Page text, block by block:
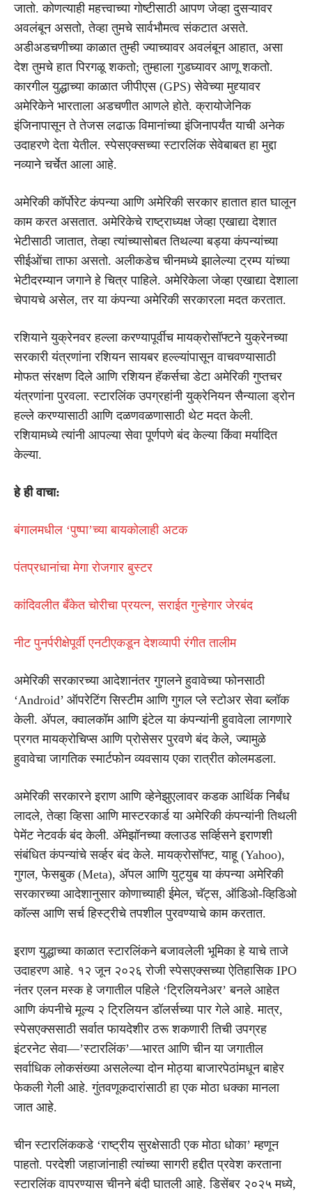
जातो. कोणत्याही महत्त्वाच्या गोष्टीसाठी आपण जेव्हा दुसऱ्यावर
अवलंबून असतो, तेव्हा तुमचे सार्वभौमत्व संकटात असते.
अडीअडचणीच्या काळात तुम्ही ज्याच्यावर अवलंबून आहात, असा
देश तुमचे हात पिरगळू शकतो; तुम्हाला गुडघ्यावर आणू शकतो.
कारगील युद्धाच्या काळात जीपीएस (GPS) सेवेच्या मुद्द्यावर
अमेरिकेने भारताला अडचणीत आणले होते. क्रायोजेनिक
इंजिनापासून ते तेजस लढाऊ विमानांच्या इंजिनापर्यंत याची अनेक
उदाहरणे देता येतील. स्पेसएक्सच्या स्टारलिंक सेवेबाबत हा मुद्दा
नव्याने चर्चेत आला आहे.
अमेरिकी कॉर्पोरेट कंपन्या आणि अमेरिकी सरकार हातात हात घालून
काम करत असतात. अमेरिकेचे राष्ट्राध्यक्ष जेव्हा एखाद्या देशात
भेटीसाठी जातात, तेव्हा त्यांच्यासोबत तिथल्या बड्या कंपन्यांच्या
सीईओंचा ताफा असतो. अलीकडेच चीनमध्ये झालेल्या ट्रम्प यांच्या
भेटीदरम्यान जगाने हे चित्र पाहिले. अमेरिकेला जेव्हा एखाद्या देशाला
चेपायचे असेल, तर या कंपन्या अमेरिकी सरकारला मदत करतात.
रशियाने युक्रेनवर हल्ला करण्यापूर्वीच मायक्रोसॉफ्टने युक्रेनच्या
सरकारी यंत्रणांना रशियन सायबर हल्ल्यांपासून वाचवण्यासाठी
मोफत संरक्षण दिले आणि रशियन हॅकर्सचा डेटा अमेरिकी गुप्तचर
यंत्रणांना पुरवला. स्टारलिंक उपग्रहांनी युक्रेनियन सैन्याला ड्रोन
हल्ले करण्यासाठी आणि दळणवळणासाठी थेट मदत केली.
रशियामध्ये त्यांनी आपल्या सेवा पूर्णपणे बंद केल्या किंवा मर्यादित
केल्या.
हे ही वाचा:
बंगालमधील ‘पुष्पा’च्या बायकोलाही अटक
पंतप्रधानांचा मेगा रोजगार बुस्टर
कांदिवलीत बँकेत चोरीचा प्रयत्न, सराईत गुन्हेगार जेरबंद
नीट पुनर्परीक्षेपूर्वी एनटीएकडून देशव्यापी रंगीत तालीम
अमेरिकी सरकारच्या आदेशानंतर गुगलने हुवावेच्या फोनसाठी
‘Android’ ऑपरेटिंग सिस्टीम आणि गुगल प्ले स्टोअर सेवा ब्लॉक
केली. अ‍ॅपल, क्वालकॉम आणि इंटेल या कंपन्यांनी हुवावेला लागणारे
प्रगत मायक्रोचिप्स आणि प्रोसेसर पुरवणे बंद केले, ज्यामुळे
हुवावेचा जागतिक स्मार्टफोन व्यवसाय एका रात्रीत कोलमडला.
अमेरिकी सरकारने इराण आणि व्हेनेझुएलावर कडक आर्थिक निर्बंध
लादले, तेव्हा व्हिसा आणि मास्टरकार्ड या अमेरिकी कंपन्यांनी तिथली
पेमेंट नेटवर्क बंद केली. अ‍ॅमेझॉनच्या क्लाउड सर्व्हिसने इराणशी
संबंधित कंपन्यांचे सर्व्हर बंद केले. मायक्रोसॉफ्ट, याहू (Yahoo),
गुगल, फेसबुक (Meta), अ‍ॅपल आणि युट्युब या कंपन्या अमेरिकी
सरकारच्या आदेशानुसार कोणाच्याही ईमेल, चॅट्स, ऑडिओ-व्हिडिओ
कॉल्स आणि सर्च हिस्ट्रीचे तपशील पुरवण्याचे काम करतात.
इराण युद्धाच्या काळात स्टारलिंकने बजावलेली भूमिका हे याचे ताजे
उदाहरण आहे. १२ जून २०२६ रोजी स्पेसएक्सच्या ऐतिहासिक IPO
नंतर एलन मस्क हे जगातील पहिले ‘ट्रिलियनेअर’ बनले आहेत
आणि कंपनीचे मूल्य २ ट्रिलियन डॉलर्सच्या पार गेले आहे. मात्र,
स्पेसएक्ससाठी सर्वात फायदेशीर ठरू शकणारी तिची उपग्रह
इंटरनेट सेवा—’स्टारलिंक’—भारत आणि चीन या जगातील
सर्वाधिक लोकसंख्या असलेल्या दोन मोठ्या बाजारपेठांमधून बाहेर
फेकली गेली आहे. गुंतवणूकदारांसाठी हा एक मोठा धक्का मानला
जात आहे.
चीन स्टारलिंककडे ‘राष्ट्रीय सुरक्षेसाठी एक मोठा धोका’ म्हणून
पाहतो. परदेशी जहाजांनाही त्यांच्या सागरी हद्दीत प्रवेश करताना
स्टारलिंक वापरण्यास चीनने बंदी घातली आहे. डिसेंबर २०२५ मध्ये,